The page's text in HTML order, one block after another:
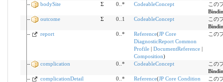
bodySite Σ 0..* CodeableConcept
この
outcome
Σ 0..1 CodeableConcept
この
report
0..* Reference(JP Core
DiagnosticReport Common
Profile| DocumentReference|
Composition)
この
complication 0..* CodeableConcept
この
complicationDetail
0..* Reference(JP Core Condition
この